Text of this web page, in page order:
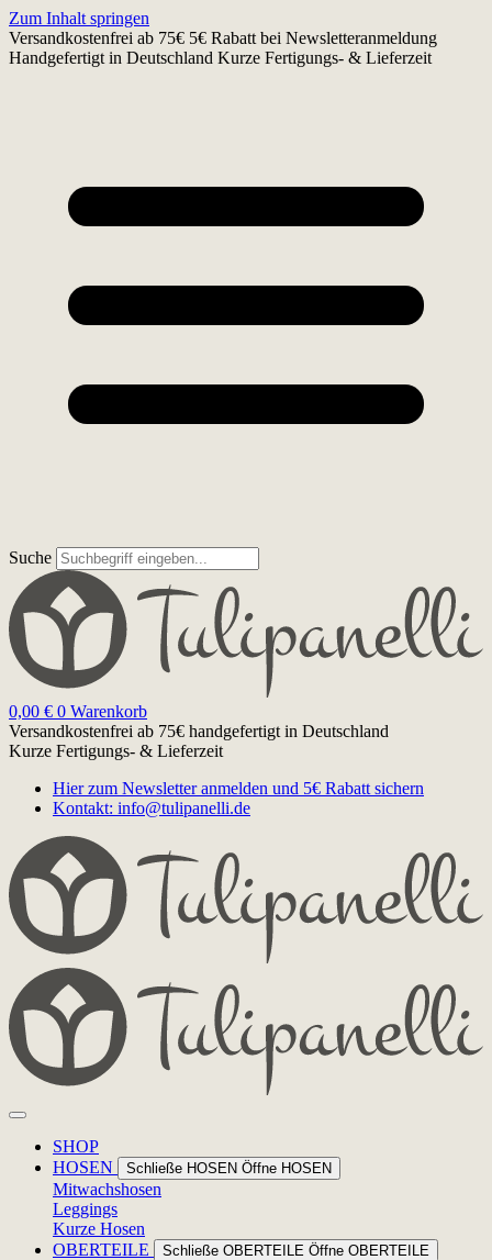
Zum Inhalt springen
Versandkostenfrei ab 75€ 5€ Rabatt bei Newsletteranmeldung
Handgefertigt in Deutschland Kurze Fertigungs- & Lieferzeit
Suche
0,00 € 0 Warenkorb
Versandkostenfrei ab 75€ handgefertigt in Deutschland
Kurze Fertigungs- & Lieferzeit
Hier zum Newsletter anmelden und 5€ Rabatt sichern
Kontakt: info@tulipanelli.de
SHOP
HOSEN
Schließe HOSEN Öffne HOSEN
Mitwachshosen
Leggings
Kurze Hosen
OBERTEILE
Schließe OBERTEILE Öffne OBERTEILE